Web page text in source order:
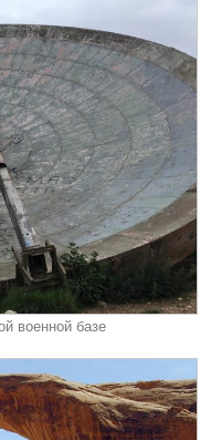
военной базе